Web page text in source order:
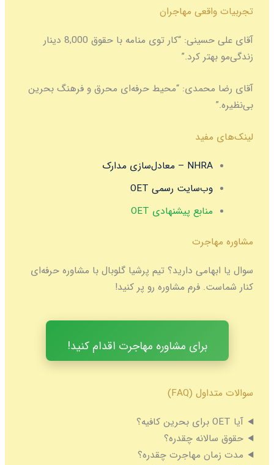
تجربیات واقعی مهاجران
آقای علی حسینی:
“کار توی منامه با حقوق 8,000 دینار
زندگی‌مو بهتر کرد.”
آقای رضا محمدی: “محیط حرفه‌ای محرق و فرهنگ بحرین
بی‌نظیره.”
لینک‌های مفید
NHRA – معادل‌سازی مدارک
وب‌سایت رسمی OET
منابع پیشنهادی OET
مشاوره مهاجرت
سوال یا ابهامی دارید؟ تیم پرشیا گلوبال با مشاوره حرفه‌ای
کنار شماست. فرم مشاوره رو پر کنید!
برای مشاوره مهاجرت اقدام کنید!
سوالات متداول (FAQ)
آیا OET برای بحرین کافیه؟
حقوق سالانه چقدره؟
مدت زمان مهاجرت چقدره؟